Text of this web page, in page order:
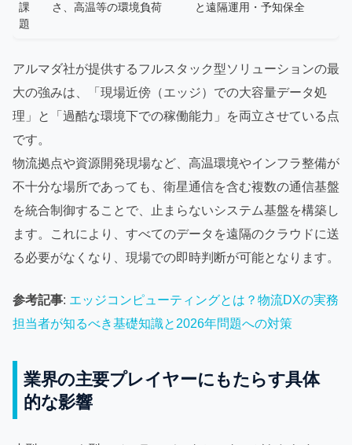
課
題
さ、高温等の環境負荷
と遠隔運用・予知保全
アルマダ社が提供するフルスタック型ソリューションの最
大の強みは、「現場近傍（エッジ）での大容量データ処
理」と「過酷な環境下での稼働能力」を両立させている点
です。
物流拠点や資源開発現場など、高温環境やインフラ整備が
不十分な場所であっても、衛星通信を含む複数の通信基盤
を統合制御することで、止まらないシステム基盤を構築し
ます。これにより、すべてのデータを遠隔のクラウドに送
る必要がなくなり、現場での即時判断が可能となります。
参考記事: エッジコンピューティングとは？物流DXの実務
担当者が知るべき基礎知識と2026年問題への対策
業界の主要プレイヤーにもたらす具体
的な影響